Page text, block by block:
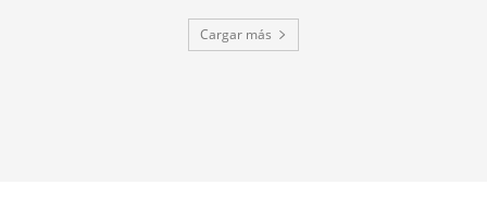
Cargar más